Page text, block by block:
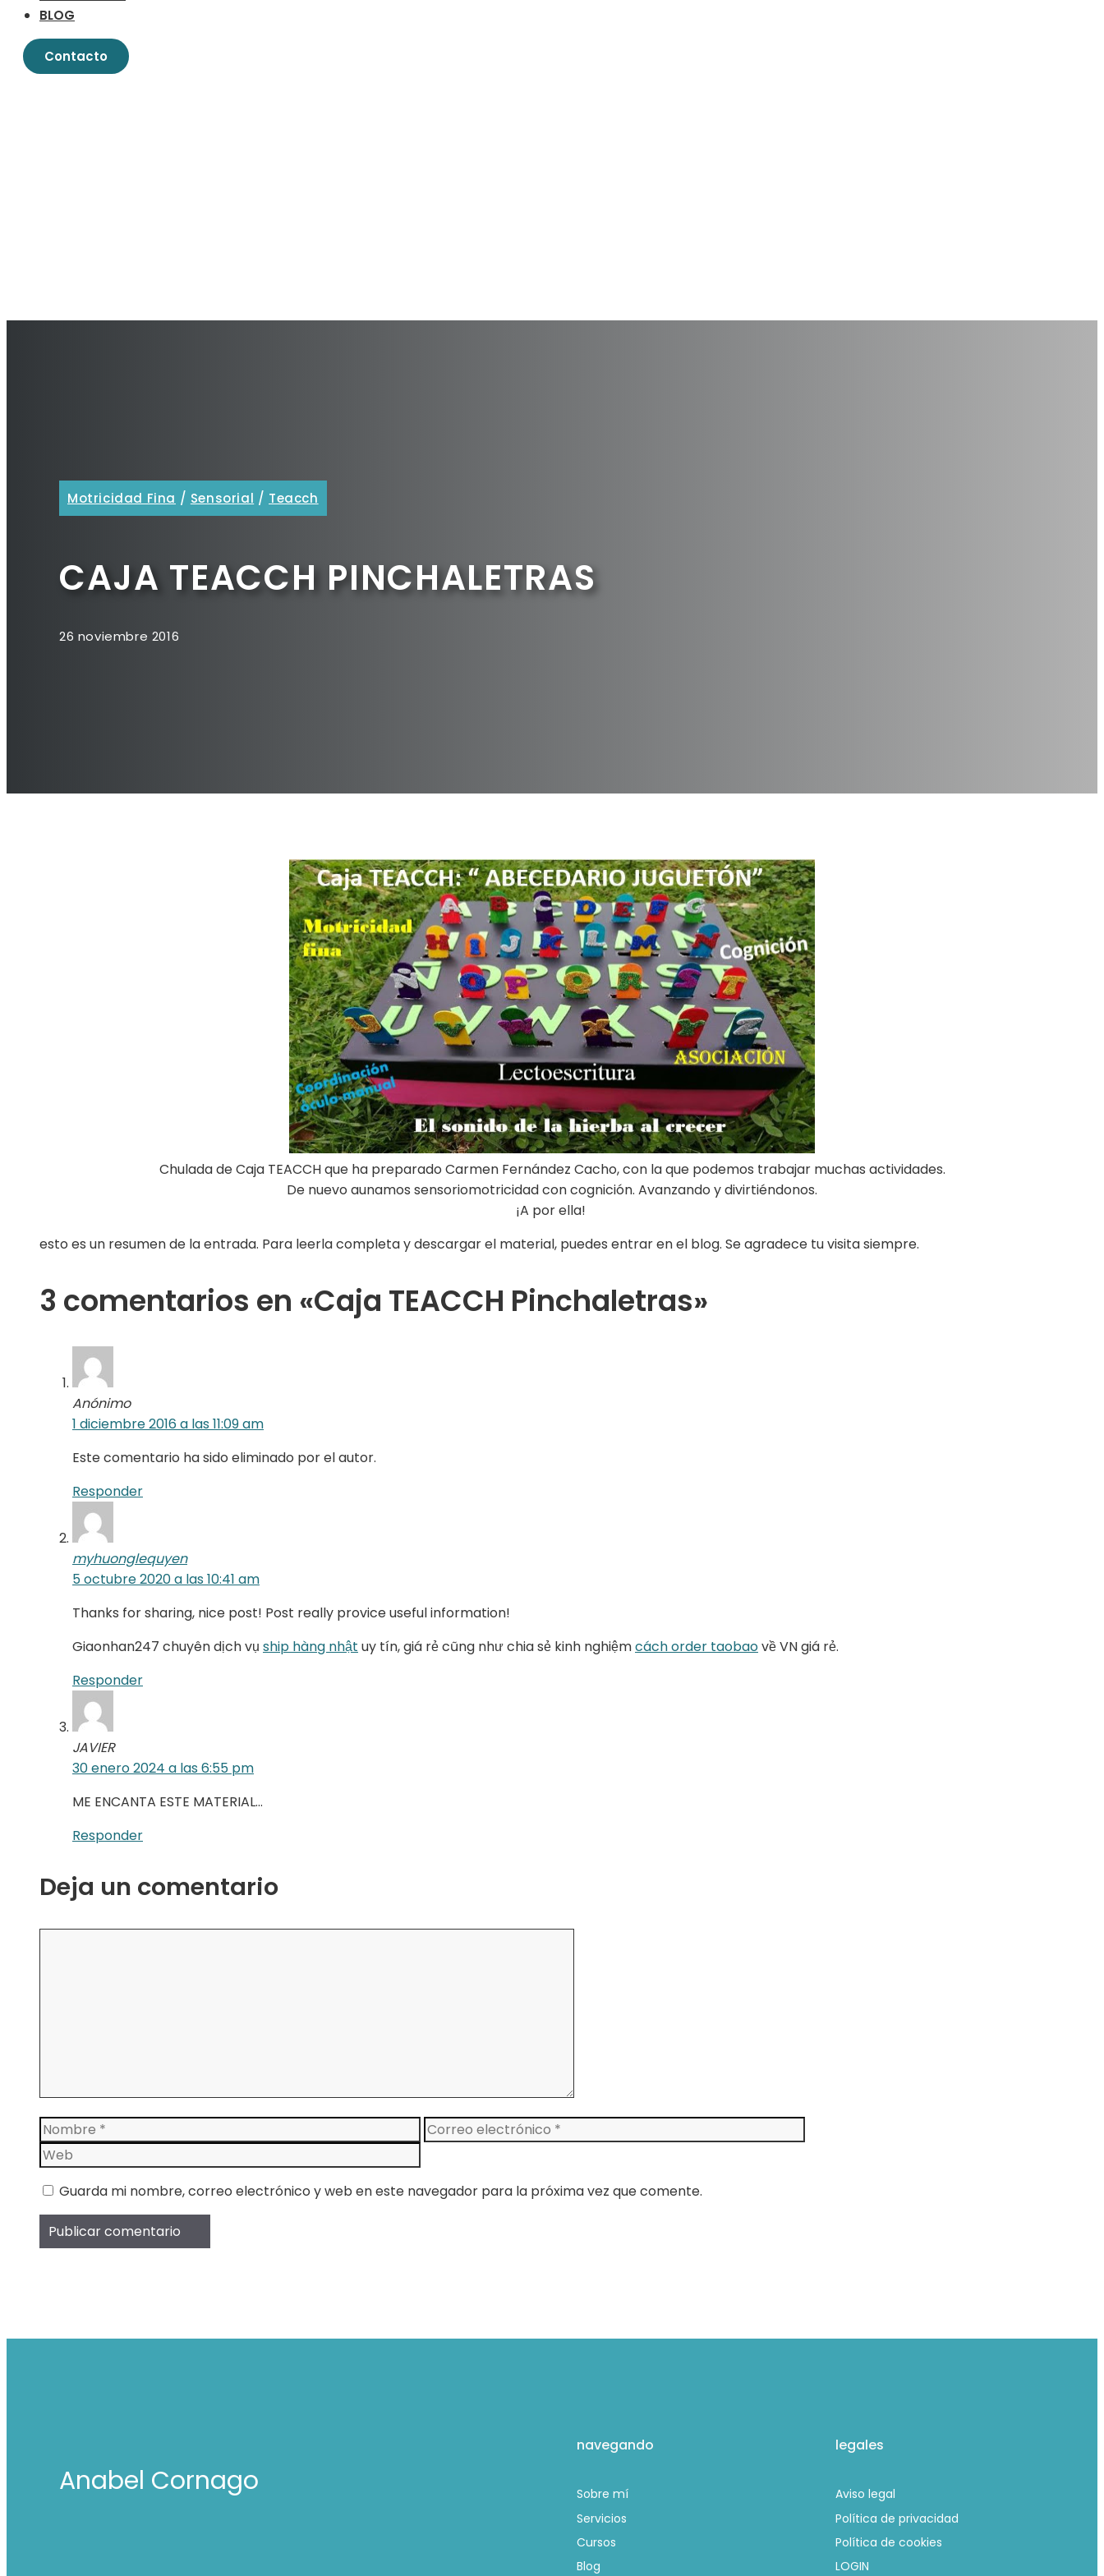
BLOG
Contacto
Motricidad Fina / Sensorial / Teacch
CAJA TEACCH PINCHALETRAS
26 noviembre 2016
Chulada de Caja TEACCH que ha preparado Carmen Fernández Cacho, con la que podemos trabajar muchas actividades.
De nuevo aunamos sensoriomotricidad con cognición. Avanzando y divirtiéndonos.
¡A por ella!
esto es un resumen de la entrada. Para leerla completa y descargar el material, puedes entrar en el blog. Se agradece tu visita siempre.
3 comentarios en «Caja TEACCH Pinchaletras»
Anónimo
1 diciembre 2016 a las 11:09 am
Este comentario ha sido eliminado por el autor.
Responder
myhuonglequyen
5 octubre 2020 a las 10:41 am
Thanks for sharing, nice post! Post really provice useful information!
Giaonhan247 chuyên dịch vụ ship hàng nhật uy tín, giá rẻ cũng như chia sẻ kinh nghiệmcách order taobaovề VN giá rẻ.
Responder
JAVIER
30 enero 2024 a las 6:55 pm
ME ENCANTA ESTE MATERIAL…
Responder
Deja un comentario
Nombre
Correo
electrónico
Guarda mi nombre, correo electrónico y web en este navegador para la próxima vez que comente.
Anabel Cornago
navegando
Sobre mí
Servicios
Cursos
Blog
legales
Aviso legal
Política de privacidad
Política de cookies
LOGIN